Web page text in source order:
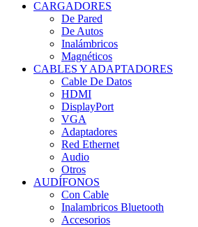
CARGADORES
De Pared
De Autos
Inalámbricos
Magnéticos
CABLES Y ADAPTADORES
Cable De Datos
HDMI
DisplayPort
VGA
Adaptadores
Red Ethernet
Audio
Otros
AUDÍFONOS
Con Cable
Inalambricos Bluetooth
Accesorios